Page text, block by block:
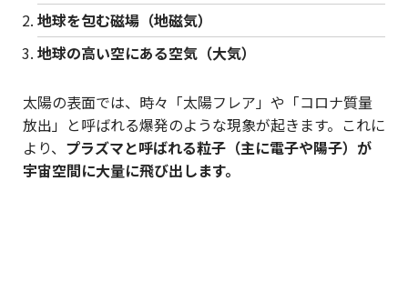
地球を包む磁場（地磁気）
地球の高い空にある空気（大気）
太陽の表面では、時々「太陽フレア」や「コロナ質量
放出」と呼ばれる爆発のような現象が起きます。これに
より、 プラズマと呼ばれる粒子（主に電子や陽子）が
宇宙空間に大量に飛び出します。